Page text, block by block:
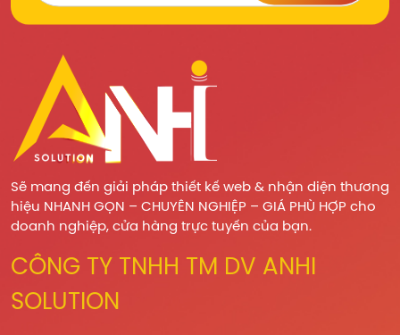
Sẽ mang đến giải pháp thiết kế web & nhận diện thương
hiệu NHANH GỌN – CHUYÊN NGHIỆP – GIÁ PHÙ HỢP cho
doanh nghiệp, cửa hàng trực tuyến của bạn.
CÔNG TY TNHH TM DV ANHI
SOLUTION